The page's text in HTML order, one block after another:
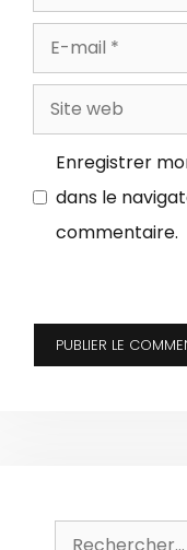
mail
Site
web
Enregistrer
dans le
commentaire.
Rechercher :